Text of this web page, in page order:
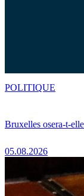
Bruxelles osera-t-
05.08.2026
POLITIQUE